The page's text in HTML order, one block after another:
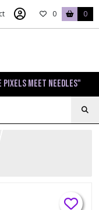
0 0
pixels meet needles"